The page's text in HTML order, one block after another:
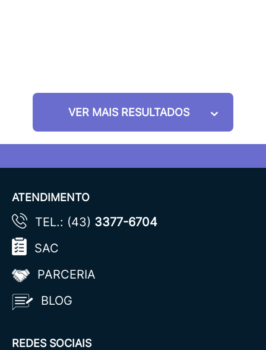
VER MAIS RESULTADOS
ATENDIMENTO
TEL.: (43) 3377-6704
SAC
PARCERIA
BLOG
REDES SOCIAIS